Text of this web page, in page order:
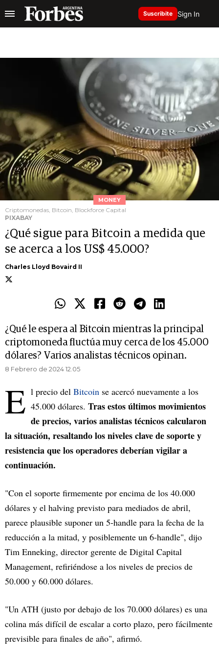
Suscribite Sign In
MONEY
Criptomonedas, Bitcoin, Blockforce Capital
PIXABAY
¿Qué sigue para Bitcoin a medida que
se acerca a los US$ 45.000?
Charles Lloyd Bovaird II
¿Qué le espera al Bitcoin mientras la principal
criptomoneda fluctúa muy cerca de los 45.000
dólares? Varios analistas técnicos opinan.
8 Febrero de 2024 12.05
E l precio del Bitcoin se acercó nuevamente a los
45.000 dólares. Tras estos últimos movimientos
de precios, varios analistas técnicos calcularon
la situación, resaltando los niveles clave de soporte y
resistencia que los operadores deberían vigilar a
continuación.
"Con el soporte firmemente por encima de los 40.000
dólares y el halving previsto para mediados de abril,
parece plausible suponer un 5-handle para la fecha de la
reducción a la mitad, y posiblemente un 6-handle", dijo
Tim Enneking, director gerente de Digital Capital
Management, refiriéndose a los niveles de precios de
50.000 y 60.000 dólares.
"Un ATH (justo por debajo de los 70.000 dólares) es una
colina más difícil de escalar a corto plazo, pero fácilmente
previsible para finales de año", afirmó.